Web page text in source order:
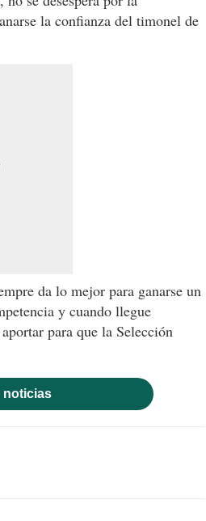
la confianza del timonel de
da lo mejor para ganarse un
y cuando llegue
para que la Selección
noticias